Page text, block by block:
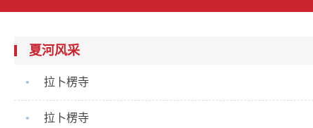
夏河风采
• 拉卜楞寺
• 拉卜楞寺